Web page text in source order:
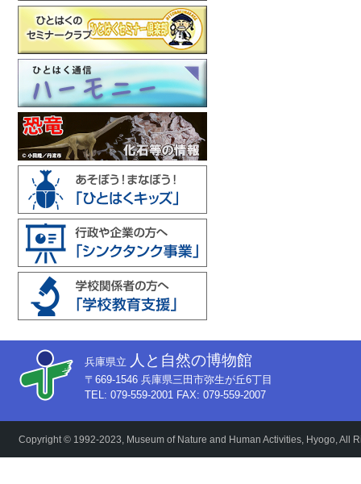
兵庫県立 人と自然の博物館
〒669-1546 兵庫県三田市弥生が丘6丁目
TEL: 079-559-2001 FAX: 079-559-2007
Copyright © 1992-2023, Museum of Nature and Human Activities, Hyogo, All